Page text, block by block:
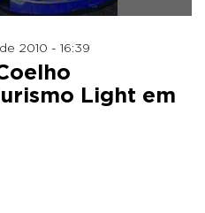
2010 - 16:39
Light em